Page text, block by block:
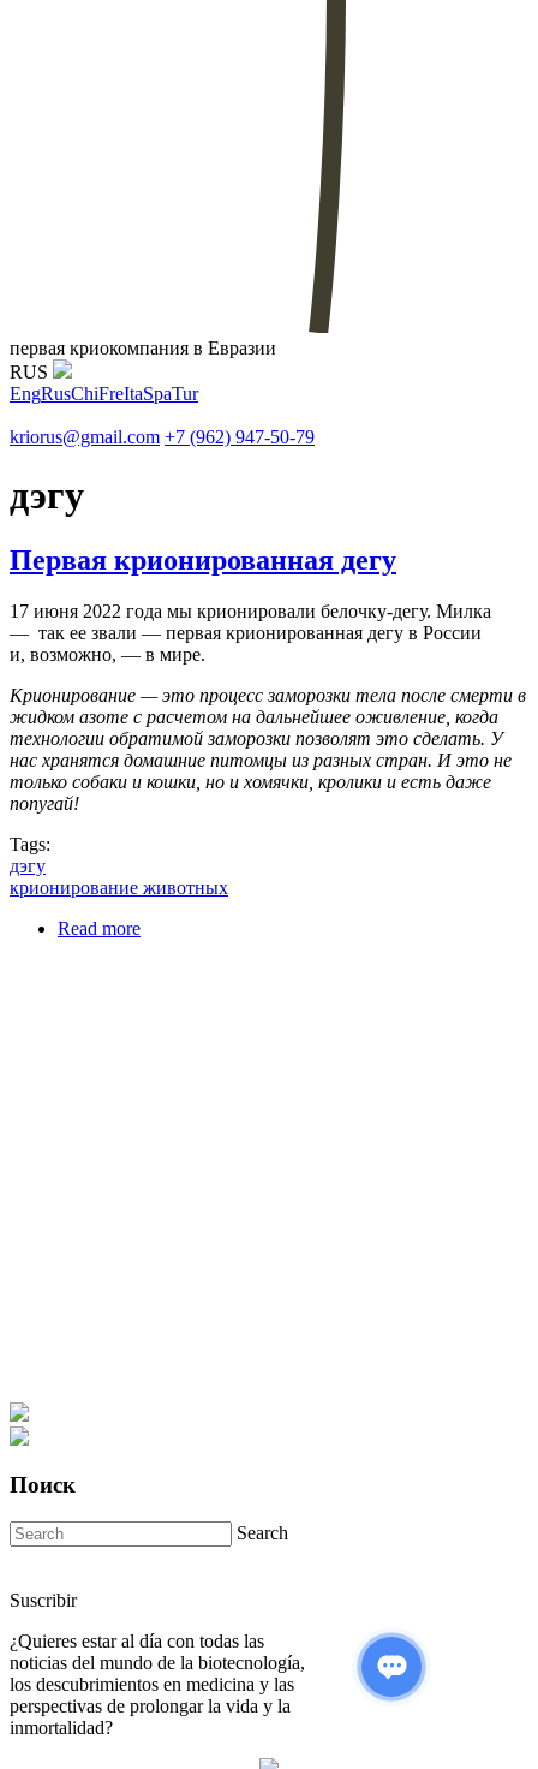
первая криокомпания в Евразии
RUS
EngRusChiFreItaSpaTur
kriorus@gmail.com +7 (962) 947-50-79
дэгу
Первая крионированная дегу
17 июня 2022 года мы крионировали белочку-дегу. Милка
— так ее звали — первая крионированная дегу в России
и, возможно, — в мире.
Крионирование — это процесс заморозки тела после смерти в
жидком азоте с расчетом на дальнейшее оживление, когда
технологии обратимой заморозки позволят это сделать. У
нас хранятся домашние питомцы из разных стран. И это не
только собаки и кошки, но и хомячки, кролики и есть даже
попугай!
Tags:
дэгу
крионирование животных
Read more
Поиск
Search
Suscribir
¿Quieres estar al día con todas las
noticias del mundo de la biotecnología,
los descubrimientos en medicina y las
perspectivas de prolongar la vida y la
inmortalidad?